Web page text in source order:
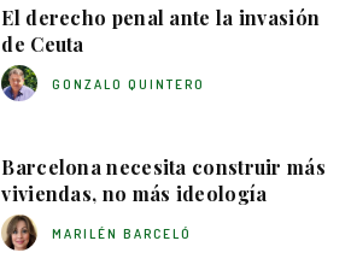
El derecho penal ante la invasión
de Ceuta
GONZALO QUINTERO
Barcelona necesita construir más
viviendas, no más ideología
MARILÉN BARCELÓ